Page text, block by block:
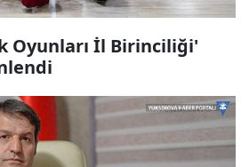
Oyunları İl Birinciliği'